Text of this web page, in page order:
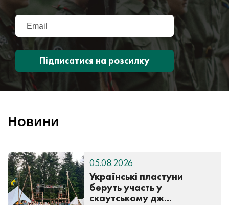
Підписатися на розсилку
Новини
Українські пластуни
беруть участь у
скаутському дж...
05.08.2026